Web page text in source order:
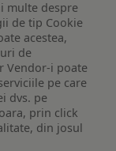
multe despre
de tip Cookie
acestea,
de
Vendor-i poate
pe care
dvs. pe
prin click
din josul